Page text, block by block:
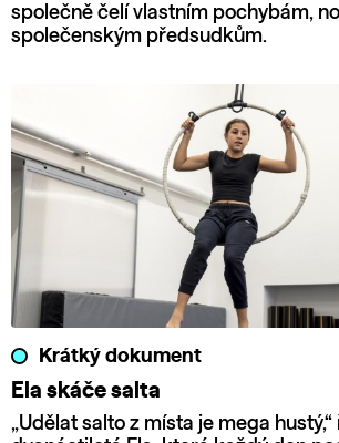
společně čelí vlastním pochybám,
společenským předsudkům.
Krátký dokument
Ela skáče salta
„Udělat salto z místa je mega hustý,“